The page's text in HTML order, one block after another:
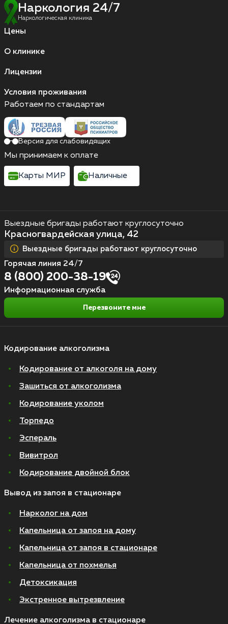
Наркология 24/7
Наркологическая клиника
Цены
О клинике
Лицензии
Условия проживания
Кодирование алкоголизма
Кодирование от алкоголя на дому
Зашиться от алкоголизма
Кодирование уколом
Торпедо
Эспераль
Вивитрол
Кодирование двойной блок
Вывод из запоя в стационаре
Нарколог на дом
Капельница от запоя на дому
Капельница от запоя в стационаре
Капельница от похмелья
Детоксикация
Экстренное вытрезвление
Лечение алкоголизма в стационаре
Выездные бригады работают круглосуточно
Красногвардейская улица, 42
Выездные бригады работают круглосуточно
Горячая линия 24/7
8 (800) 200-38-19
Информационная служба
Перезвоните мне
Работаем по стандартам
Версия для слабовидящих
Мы принимаем к оплате
Карты МИР Наличные